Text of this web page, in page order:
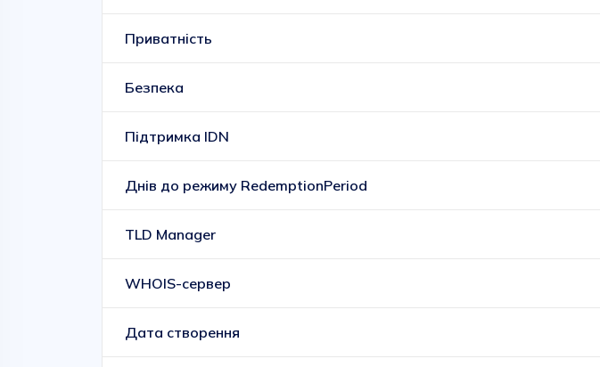
Приватність
Безпека
Підтримка IDN
Днів до режиму RedemptionPeriod
TLD Manager
WHOIS-сервер
Дата створення